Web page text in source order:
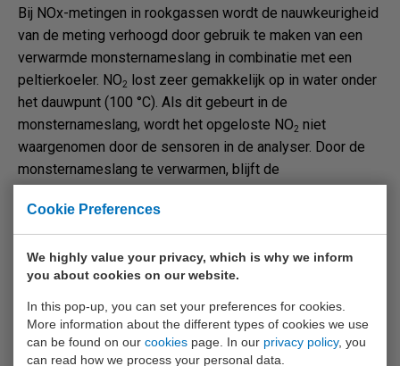
Cookie Preferences
We highly value your privacy, which is why we inform
you about cookies on our website.
In this pop-up, you can set your preferences for cookies.
More information about the different types of cookies we use
can be found on our cookies page. In our privacy policy, you
can read how we process your personal data.
Bij NOx-metingen in rookgassen wordt de nauwkeurigheid
van de meting verhoogd door gebruik te maken van een
verwarmde monsternameslang in combinatie met een
peltierkoeler. NO2 lost zeer gemakkelijk op in water onder
het dauwpunt (100 °C). Als dit gebeurt in de
monsternameslang, wordt het opgeloste NO2 niet
waargenomen door de sensoren in de analyser. Door de
monsternameslang te verwarmen, blijft de
de rookgassen niet. Het NO
aanwezig. De snelle afkoeling naar 5 °C in de peltierkoeler
zorgt dat het NO2 geen kans krijgt om opgenomen te
worden in het condenswater en bereikt het ongeschonden
de gassensoren, waar deze het nauwkeurig kunnen meten.
Bediening
Aan de bovenzijde van het systeem is een stoffilter